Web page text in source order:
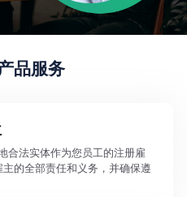
品服务
合法实体作为您员工的注册雇
的全部责任和义务，并确保遵